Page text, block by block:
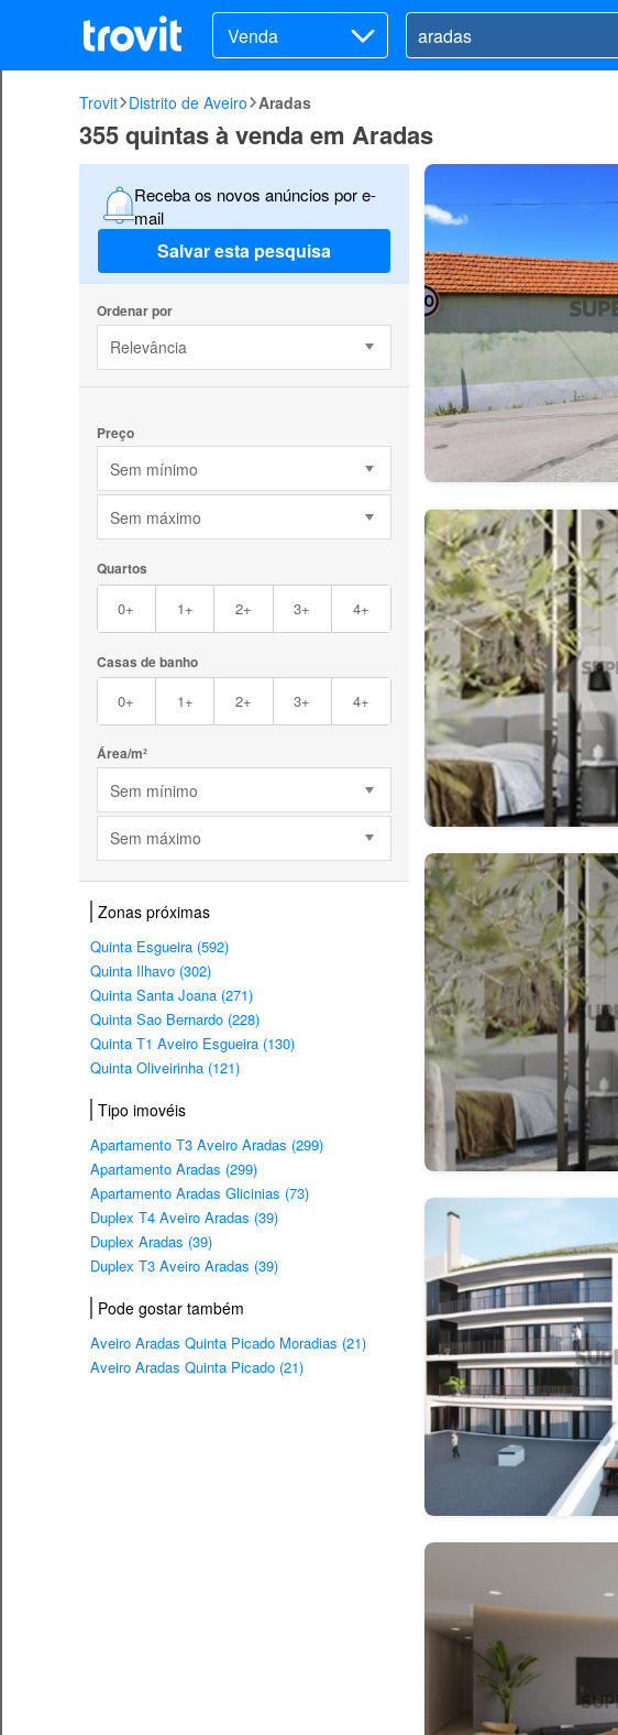
Venda
Trovit Distrito de Aveiro Aradas
355 quintas à venda em Aradas
Receba os novos anúncios por e-
mail
Salvar esta pesquisa
Ordenar por
Relevância
Preço
Sem mínimo
Sem máximo
Quartos
0+ 1+ 2+ 3+ 4+
Casas de banho
0+ 1+ 2+ 3+ 4+
Área/m²
Sem mínimo
Sem máximo
Zonas próximas
Quinta Esgueira (592)
Quinta Ilhavo (302)
Quinta Santa Joana (271)
Quinta Sao Bernardo (228)
Quinta T1 Aveiro Esgueira (130)
Quinta Oliveirinha (121)
Tipo imovéis
Apartamento T3 Aveiro Aradas (299)
Apartamento Aradas (299)
Apartamento Aradas Glicinias (73)
Duplex T4 Aveiro Aradas (39)
Duplex Aradas (39)
Duplex T3 Aveiro Aradas (39)
Pode gostar também
Aveiro Aradas Quinta Picado Moradias (21)
Aveiro Aradas Quinta Picado (21)